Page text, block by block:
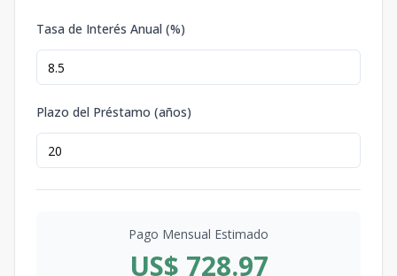
Tasa de Interés Anual (%)
Plazo del Préstamo (años)
Pago Mensual Estimado
US$ 728.97